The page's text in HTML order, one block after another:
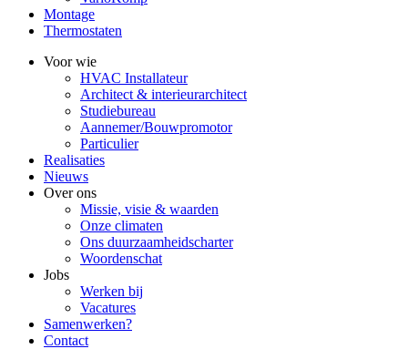
Montage
Thermostaten
Voor wie
HVAC Installateur
Architect & interieurarchitect
Studiebureau
Aannemer/Bouwpromotor
Particulier
Realisaties
Nieuws
Over ons
Missie, visie & waarden
Onze climaten
Ons duurzaamheidscharter
Woordenschat
Jobs
Werken bij
Vacatures
Samenwerken?
Contact